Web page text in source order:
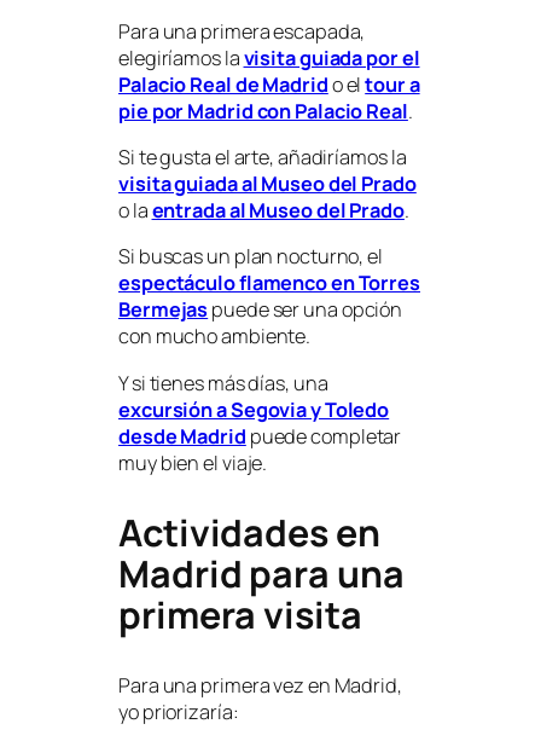
Para una primera escapada,
elegiríamos lavisita guiada por el
Palacio Real de Madrido eltour a
pie por Madrid con Palacio Real.
Si te gusta el arte, añadiríamos la
visita guiada al Museo del Prado
o laentrada al Museo del Prado.
Si buscas un plan nocturno, el
espectáculo flamenco en Torres
Bermejaspuede ser una opción
con mucho ambiente.
Y si tienes más días, una
excursión a Segovia y Toledo
desde Madrid puede completar
muy bien el viaje.
Actividades en
Madrid para una
primera visita
Para una primera vez en Madrid,
yo priorizaría: